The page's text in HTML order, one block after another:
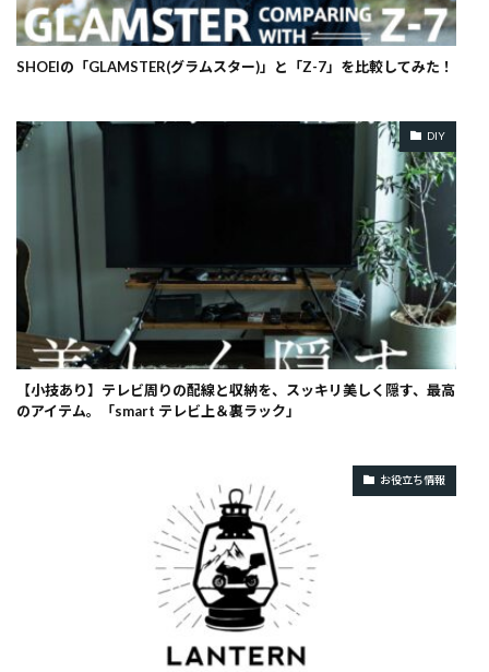
SHOEIの「GLAMSTER(グラムスター)」と「Z-7」を比較してみた！
DIY
【小技あり】テレビ周りの配線と収納を、スッキリ美しく隠す、最高
のアイテム。「smart テレビ上＆裏ラック」
お役立ち情報